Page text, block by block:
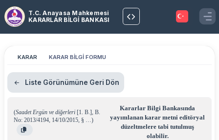
T.C. Anayasa Mahkemesi
KARARLAR BİLGİ BANKASI
KARAR KARAR BİLGİ FORMU
Liste Görünümüne Geri Dön
(Saadet Ergün ve diğerleri [1. B.], B.
No: 2013/4194, 14/10/2015, § …)
Kararlar Bilgi Bankasında
yayımlanan karar metni editöryal
düzeltmelere tabi tutulmuş
olabilir.